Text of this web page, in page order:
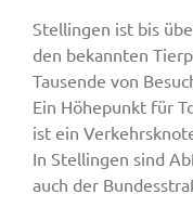
Stellingen ist bis
den bekannten
Tausende von
Ein Höhepunkt für
ist ein
In Stellingen sind
auch der